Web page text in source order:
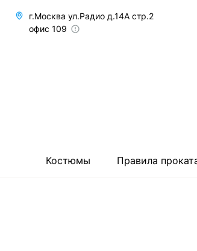
г.Москва ул.Радио д.14А стр.2
офис 109
Костюмы Правила